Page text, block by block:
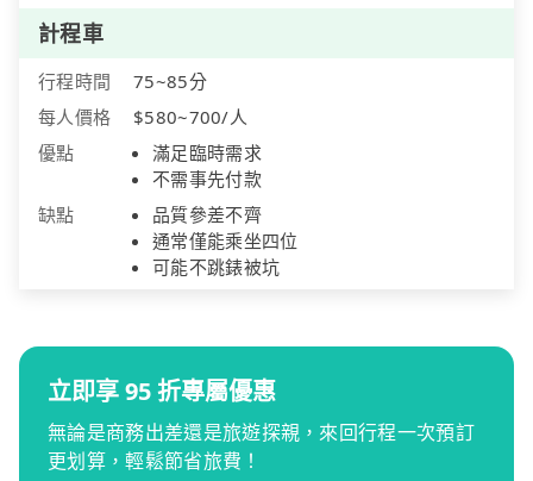
計程車
行程時間
75~85分
每人價格
$580~700/人
優點
滿足臨時需求
不需事先付款
缺點
品質參差不齊
通常僅能乘坐四位
可能不跳錶被坑
立即享 95 折專屬優惠
無論是商務出差還是旅遊探親，來回行程一次預訂
更划算，輕鬆節省旅費！